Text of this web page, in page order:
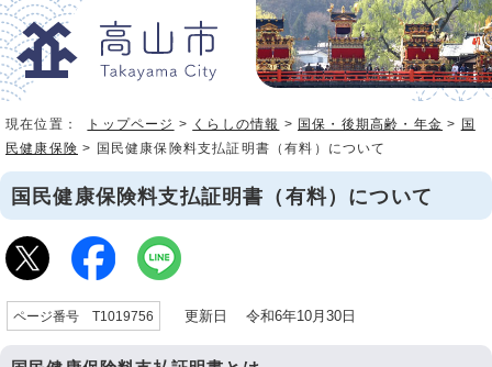
現在位置： トップページ > くらしの情報 > 国保・後期高齢・年金 > 国
民健康保険 > 国民健康保険料支払証明書（有料）について
国民健康保険料支払証明書（有料）について
ページ番号 T1019756 更新日 令和6年10月30日